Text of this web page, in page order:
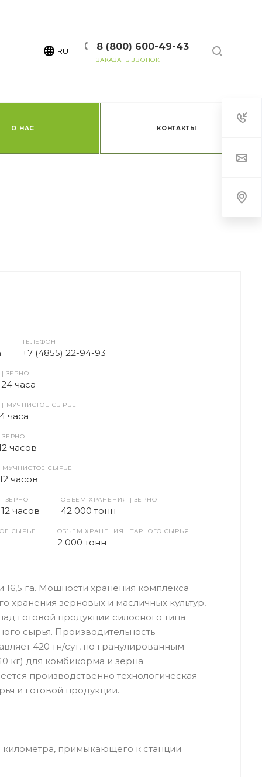
8 (800) 600-49-43
ЗАКАЗАТЬ ЗВОНОК
RU
О НАС КОНТАКТЫ
ТЕЛЕФОН
+7 (4855) 22-94-93
ЗЕРНО
часа
| МУЧНИСТОЕ СЫРЬЕ
часа
часов
СЫРЬЕ
часов
ЗЕРНО
часов
ОБЪЕМ ХРАНЕНИЯ | ЗЕРНО
42 000 тонн
СЫРЬЕ ОБЪЕМ ХРАНЕНИЯ | ТАРНОГО СЫРЬЯ
2 000 тонн
га. Мощности хранения комплекса
хранения зерновых и масличных культур,
готовой продукции силосного типа
сырья. Производительность
420 тн/сут, по гранулированным
кг) для комбикорма и зерна
производственно технологическая
и готовой продукции.
километра, примыкающего к станции